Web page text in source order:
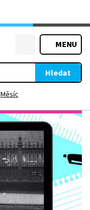
MENU
Hledat
Měsíc